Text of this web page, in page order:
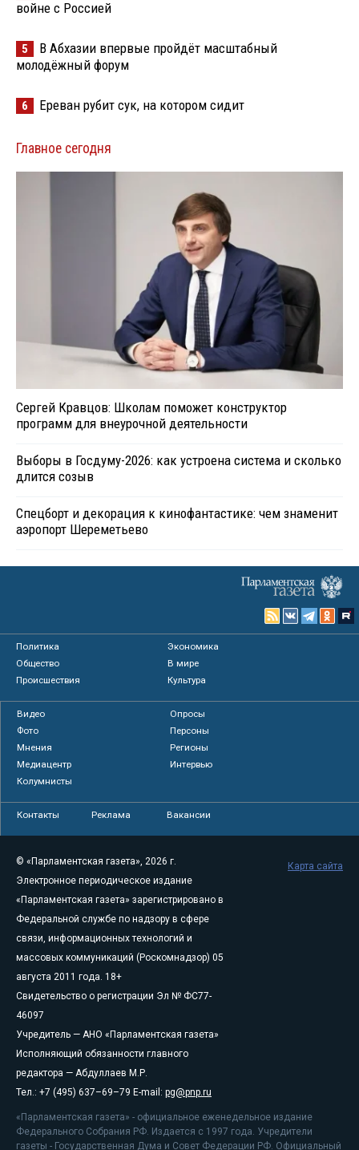
войне с Россией
5
В Абхазии впервые пройдёт масштабный
молодёжный форум
6 Ереван рубит сук, на котором сидит
Главное сегодня
Сергей Кравцов: Школам поможет конструктор
программ для внеурочной деятельности
Выборы в Госдуму-2026: как устроена система и сколько
длится созыв
Спецборт и декорация к кинофантастике: чем знаменит
аэропорт Шереметьево
Политика
Экономика
Общество
В мире
Происшествия
Культура
Видео
Опросы
Фото
Персоны
Мнения
Регионы
Медиацентр
Интервью
Колумнисты
Контакты Реклама Вакансии
© «Парламентская газета», 2026 г.
Электронное периодическое издание
«Парламентская газета» зарегистрировано в
Федеральной службе по надзору в сфере
связи, информационных технологий и
массовых коммуникаций (Роскомнадзор) 05
августа 2011 года. 18+
Свидетельство о регистрации Эл № ФС77-
46097
Учредитель — АНО «Парламентская газета»
Исполняющий обязанности главного
редактора — Абдуллаев М.Р.
Тел.: +7 (495) 637–69–79 E-mail: pg@pnp.ru
«Парламентская газета» - официальное еженедельное издание
Федерального Собрания РФ. Издается с 1997 года. Учредители
газеты - Государственная Дума и Совет Федерации РФ. Официальный
Карта сайта